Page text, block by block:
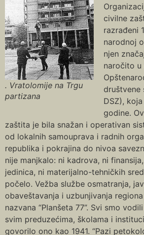
. Vratolomije na Trgu
partizana
civilne
razrađeni
narodnoj
njen
naročito
društvene
DSZ),
godine.
zaštita je bila snažan i operativan
od lokalnih samouprava i radnih
republika i pokrajina do nivoa
nije manjkalo: ni kadrova, ni
jedinica, ni materijalno-tehničkih
počelo. Vežba službe osmatranja,
obaveštavanja i uzbunjivanja
nazvana “Planšeta 77”. Svi smo
svim preduzećima, školama i
govorilo ono kao 1941. “Pazi